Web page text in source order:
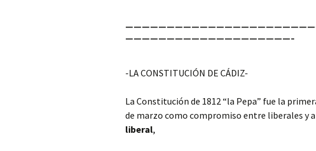
————————————————————-
-LA CONSTITUCIÓN DE CÁDIZ-
La Constitución de 1812 “la Pepa” fue la
de marzo como compromiso entre liberales y
liberal,